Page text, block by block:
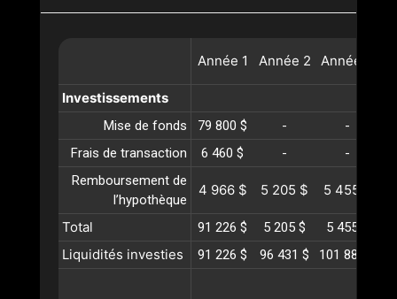
Année 1 Année 2 Année
Investissements
Mise de fonds 79 800 $ -
-
Frais de transaction
6 460 $ -
-
Remboursement de
l’hypothèque
4 966 $ 5 205 $ 5 455 $
Total 91 226 $ 5 205 $ 5 455 $
Liquidités investies 91 226 $ 96 431 $ 101 886 $